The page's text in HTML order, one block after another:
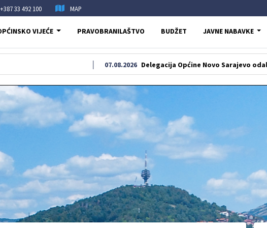
+387 33 492 100 MAP
VIJEĆE PRAVOBRANILAŠTVO BUDŽET JAVNE NABAVKE
Delegacija Općine Novo Sarajevo odala počast